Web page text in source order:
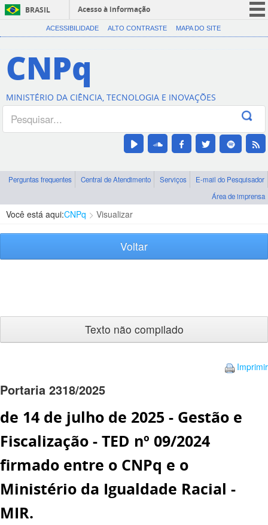
BRASIL
Acesso à informação
CORONAVÍRUS (COVID-19)
Canais
ACESSIBILIDADE ALTO CONTRASTE MAPA DO SITE
CNPq
MINISTÉRIO DA CIÊNCIA, TECNOLOGIA E INOVAÇÕES
Perguntas frequentes Central de Atendimento Serviços
E-mail do Pesquisador
Área de imprensa
Você está aqui:CNPq Visualizar
Voltar
Texto não compilado
Imprimir
Portaria 2318/2025
de 14 de julho de 2025 - Gestão e
Fiscalização - TED nº 09/2024
firmado entre o CNPq e o
Ministério da Igualdade Racial -
MIR.